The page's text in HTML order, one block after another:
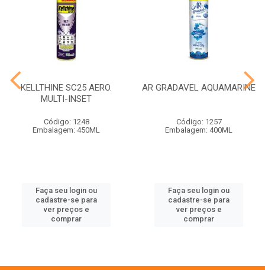
KELLTHINE SC25 AERO.
MULTI-INSET
Código: 1248
Embalagem: 450ML
Faça seu login ou
cadastre-se para
ver preços e
comprar
AR GRADAVEL AQUAMARINE
Código: 1257
Embalagem: 400ML
Faça seu login ou
cadastre-se para
ver preços e
comprar